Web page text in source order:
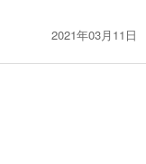
2021年03月11日